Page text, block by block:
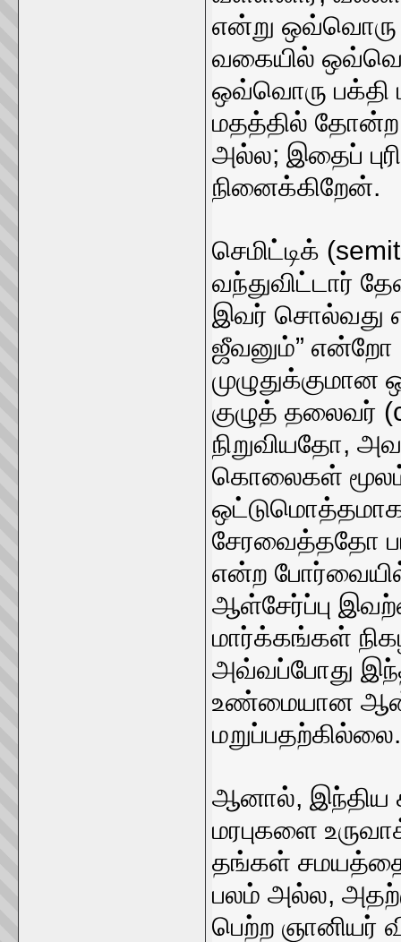
என்று ஒவ்வொரு
வகையில்
ஒவ்வொரு பக்தி
மதத்தில்
அல்ல; இதைப்
நினைக்கிறேன்.
செமிட்டிக்
வந்துவிட்டார்
இவர் சொல்வது
ஜீவனும்” என்றோ
முழுதுக்குமான
குழுத் தலைவர்
நிறுவியதோ,
கொலைகள் மூலம்
சேரவைத்ததோ
என்ற
ஆள்சேர்ப்பு
மார்க்கங்கள்
அவ்வப்போது
உண்மையான
மறுப்பதற்கில்லை.
ஆனால், இந்திய
மரபுகளை
தங்கள்
பலம் அல்ல,
பெற்ற ஞானியர்